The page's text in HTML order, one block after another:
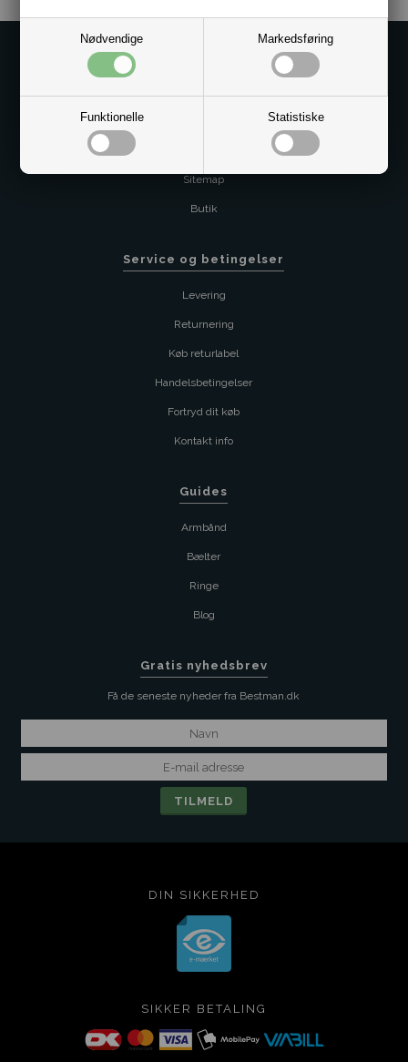
Nødvendige Markedsføring
Funktionelle Statistiske
Sitemap
Butik
Service og betingelser
Levering
Returnering
Køb returlabel
Handelsbetingelser
Fortryd dit køb
Kontakt info
Guides
Armbånd
Bælter
Ringe
Blog
Gratis nyhedsbrev
Få de seneste nyheder fra Bestman.dk
DIN SIKKERHED
SIKKER BETALING